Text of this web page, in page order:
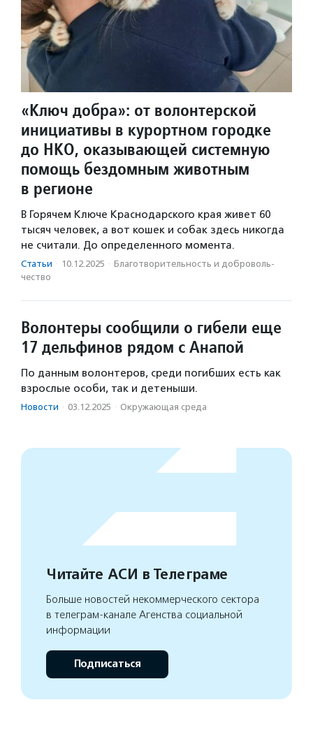
«Ключ добра»: от волонтерской
инициативы в курортном городке
до НКО, оказывающей системную
помощь бездомным животным
в регионе
В Горячем Ключе Краснодарского края живет 60
тысяч человек, а вот кошек и собак здесь никогда
не считали. До определенного момента.
Статьи · 10.12.2025 · Благотвори­тель­ность и доброволь­
чест­во
Волонтеры сообщили о гибели еще
17 дельфинов рядом с Анапой
По данным волонтеров, среди погибших есть как
взрослые особи, так и детеныши.
Новости · 03.12.2025 · Окружающая среда
Читайте АСИ в Телеграме
Больше новостей некоммерческого сектора
в телеграм-канале Агенства социальной
информации
Подписаться